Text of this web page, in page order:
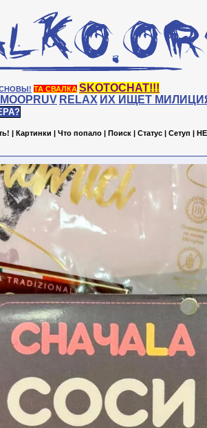
ТА СВАЛКА SKOTOCHAT!!!
RELAX ИХ ИЩЕТ
| Картинки | Что попало | Поиск | Статус | Сетуп |